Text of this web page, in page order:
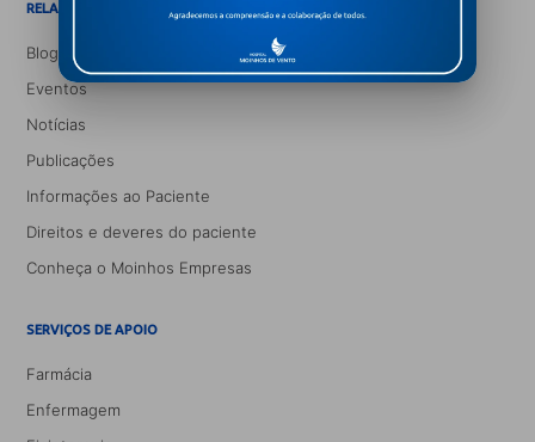
RELACIONAMENTO E INFORMAÇÃO
Blog Saúde e Você
Eventos
Notícias
Publicações
Informações ao Paciente
Direitos e deveres do paciente
Conheça o Moinhos Empresas
SERVIÇOS DE APOIO
Farmácia
Enfermagem